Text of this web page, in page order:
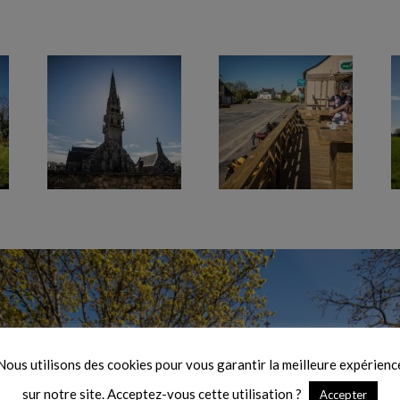
utilisons des cookies pour vous garantir la meilleure
sur notre site. Acceptez-vous cette utilisation ?
Accepter